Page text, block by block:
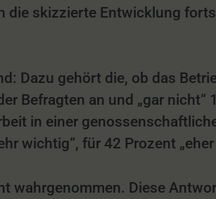
die skizzierte Entwicklung
Dazu gehört die, ob das
Befragten an und „gar nicht“
in einer
wichtig“, für 42 Prozent
wahrgenommen. Diese